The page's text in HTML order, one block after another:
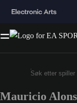
Enter a
Mauricio